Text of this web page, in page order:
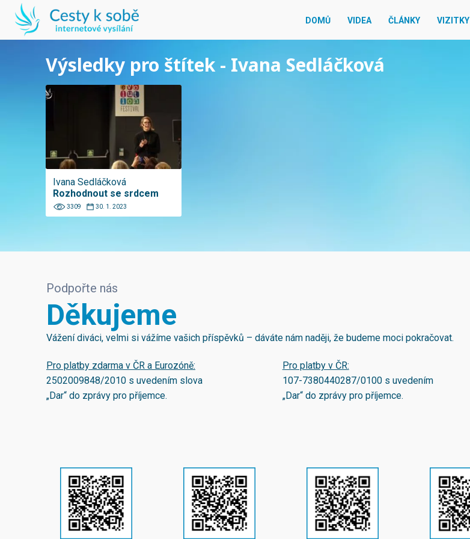
DOMŮ VIDEA ČLÁNKY VIZITKY
Výsledky pro štítek - Ivana Sedláčková
Ivana Sedláčková
Rozhodnout se srdcem
3309 30. 1. 2023
Podpořte nás
Děkujeme
Vážení diváci, velmi si vážíme vašich příspěvků – dáváte nám naději, že budeme moci pokračovat.
Pro platby zdarma v ČR a Eurozóně:
2502009848/2010 s uvedením slova
„Dar“ do zprávy pro příjemce.
Pro platby v ČR:
107-7380440287/0100s uvedením
„Dar“ do zprávy pro příjemce.